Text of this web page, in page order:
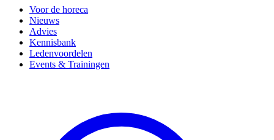
Voor de horeca
Nieuws
Advies
Kennisbank
Ledenvoordelen
Events & Trainingen